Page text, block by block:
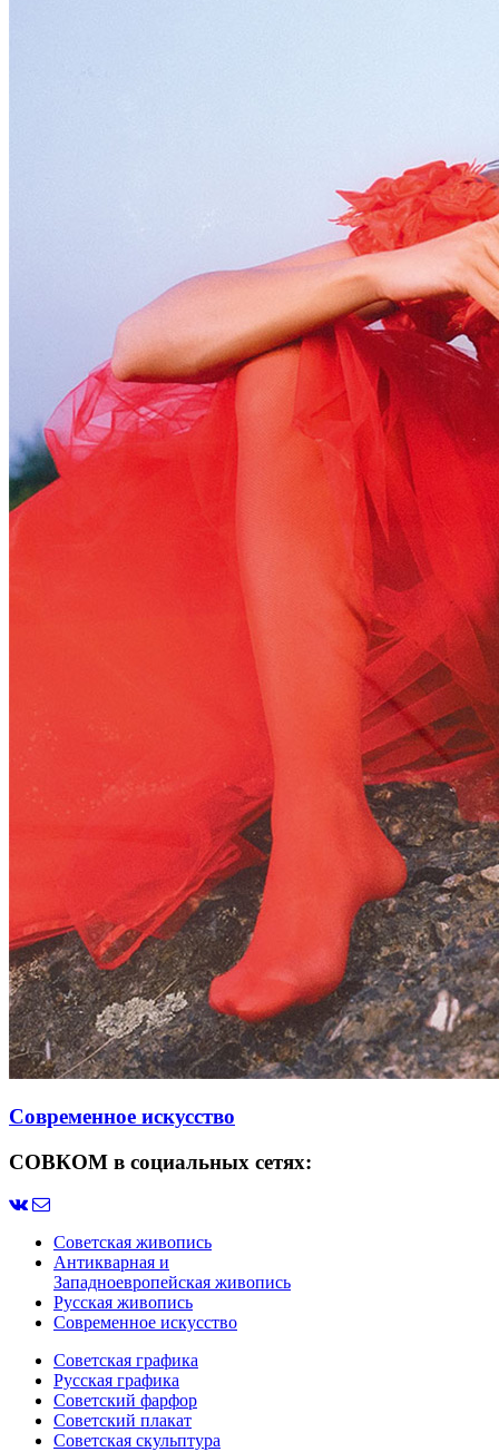
Современное искусство
СОВКОМ в социальных сетях:
Советская живопись
Антикварная и
Западноевропейская живопись
Русская живопись
Современное искусство
Советская графика
Русская графика
Советский фарфор
Советский плакат
Советская скульптура